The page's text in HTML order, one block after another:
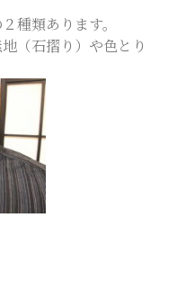
種類あります。
（石摺り）や色とり